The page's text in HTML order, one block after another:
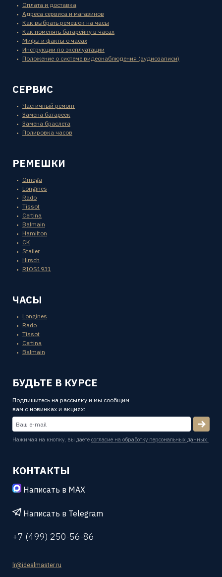
Оплата и доставка
Адреса сервиса и магазинов
Как выбрать ремешок на часы
Как поменять батарейку в часах
Мифы и факты о часах
Инструкции по эксплуатации
Положение о системе видеонаблюдения (аудиозаписи)
СЕРВИС
Частичный ремонт
Замена батареек
Замена браслета
Полировка часов
РЕМЕШКИ
Omega
Longines
Rado
Tissot
Certina
Balmain
Hamilton
CK
Stailer
Hirsch
RIOS1931
ЧАСЫ
Longines
Rado
Tissot
Certina
Balmain
БУДЬТЕ В КУРСЕ
Подпишитесь на рассылку и мы сообщим
вам о новинках и акциях:
Нажимая на кнопку, вы даете согласие на обработку персональных данных.
КОНТАКТЫ
Написать в MAX
Написать в Telegram
+7 (499) 250-56-86
lr@idealmaster.ru